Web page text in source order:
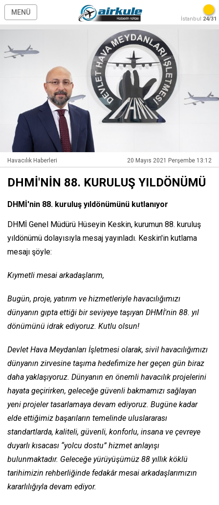
MENÜ
İstanbul 24/31
Havacılık Haberleri 20 Mayıs 2021 Perşembe 13:12
DHMİ'NİN 88. KURULUŞ YILDÖNÜMÜ
DHMİ'nin 88. kuruluş yıldönümünü kutlanıyor
DHMİ Genel Müdürü Hüseyin Keskin, kurumun 88. kuruluş
yıldönümü dolayısıyla mesaj yayınladı. Keskin'in kutlama
mesajı şöyle:
Kıymetli mesai arkadaşlarım,
Bugün, proje, yatırım ve hizmetleriyle havacılığımızı
dünyanın gıpta ettiği bir seviyeye taşıyan DHMİ'nin 88. yıl
dönümünü idrak ediyoruz. Kutlu olsun!
Devlet Hava Meydanları İşletmesi olarak, sivil havacılığımızı
dünyanın zirvesine taşıma hedefimize her geçen gün biraz
daha yaklaşıyoruz. Dünyanın en önemli havacılık projelerini
hayata geçirirken, geleceğe güvenli bakmamızı sağlayan
yeni projeler tasarlamaya devam ediyoruz. Bugüne kadar
elde ettiğimiz başarıların temelinde uluslararası
standartlarda, kaliteli, güvenli, konforlu, insana ve çevreye
duyarlı kısacası “yolcu dostu” hizmet anlayışı
bulunmaktadır. Geleceğe yürüyüşümüz 88 yıllık köklü
tarihimizin rehberliğinde fedakâr mesai arkadaşlarımızın
kararlılığıyla devam ediyor.